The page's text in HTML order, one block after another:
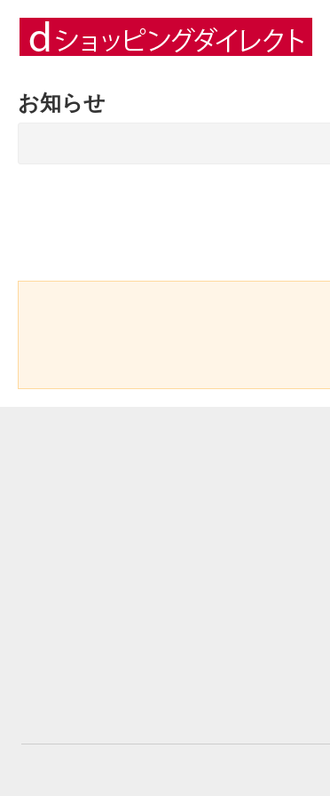
お知らせ